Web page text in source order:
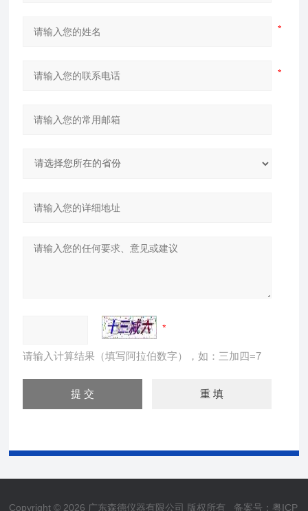
请输入计算结果（填写阿拉伯数字），如：三加四=7
Copyright © 2026 广东森德仪器有限公司 版权所有 备案号：粤ICP